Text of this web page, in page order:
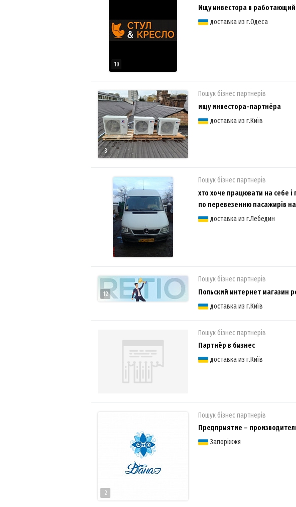
10
Ищу инвестора в работающий
доставка из г.Одеса
3
Пошук бізнес партнерів
ищу инвестора-партнёра
доставка из г.Київ
Пошук бізнес партнерів
хто хоче працювати на себе
по перевезенню пасажирів
доставка из г.Лебедин
12
Пошук бізнес партнерів
Польский интернет магазин
доставка из г.Київ
Пошук бізнес партнерів
Партнёр в бизнес
доставка из г.Київ
2
Пошук бізнес партнерів
Предприятие –
Запоріжжя